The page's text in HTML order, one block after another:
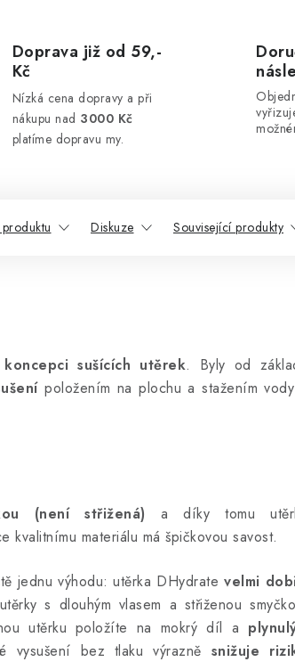
Doprava již od 59,-
Kč
Nízká cena dopravy a při
nákupu nad 3000 Kč
platíme dopravu my.
Diskuze Související produkty
sušících utěrek. Byly od
položením na plochu a stažením
(není střižená)
a díky tomu
kvalitnímu materiálu má špičkovou savost.
jednu výhodu: utěrka DHydrate velmi
s dlouhým vlasem a střiženou
utěrku položíte na mokrý díl a
vysušení bez tlaku výrazně snižuje